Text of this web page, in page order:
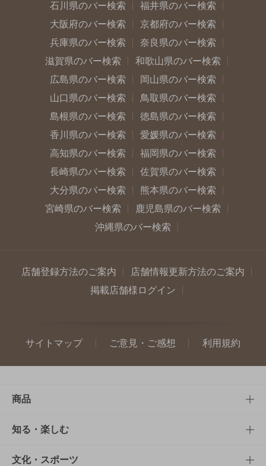
石川県のバー検索
福井県のバー検索
大阪府のバー検索
京都府のバー検索
兵庫県のバー検索
奈良県のバー検索
滋賀県のバー検索
和歌山県のバー検索
広島県のバー検索
岡山県のバー検索
山口県のバー検索
鳥取県のバー検索
島根県のバー検索
徳島県のバー検索
香川県のバー検索
愛媛県のバー検索
高知県のバー検索
福岡県のバー検索
長崎県のバー検索
佐賀県のバー検索
大分県のバー検索
熊本県のバー検索
宮崎県のバー検索
鹿児島県のバー検索
沖縄県のバー検索
店舗登録方法のご案内
店舗情報更新方法のご案内
掲載店舗様ログイン
サイトマップ ご意見・ご感想 利用規約
商品
商品TOP
商品一覧
知る・楽しむ
知る・楽しむTOP
文化・スポーツ